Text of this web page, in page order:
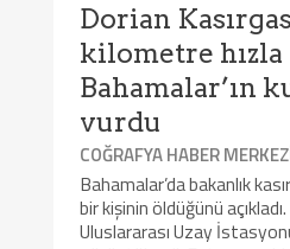
Dorian
kilometre hızla
Bahamalar’ın
vurdu
COĞRAFYA HABER
Bahamalar’da bakanlık
bir kişinin öldüğünü açıkladı.
Uluslararası Uzay